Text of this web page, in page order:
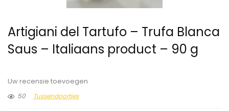
Artigiani del Tartufo – Trufa Blanca
Saus – Italiaans product – 90 g
Uw recensie toevoegen
50
Tussendoortjes